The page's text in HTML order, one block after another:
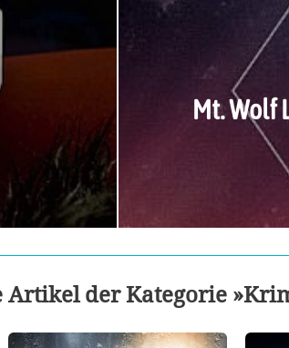
Mt. Wolf
Artikel der Kategorie